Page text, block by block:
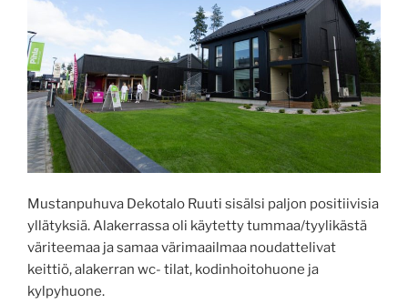
Mustanpuhuva Dekotalo Ruuti sisälsi paljon positiivisia
yllätyksiä. Alakerrassa oli käytetty tummaa/tyylikästä
väriteemaa ja samaa värimaailmaa noudattelivat
keittiö, alakerran wc- tilat, kodinhoitohuone ja
kylpyhuone.